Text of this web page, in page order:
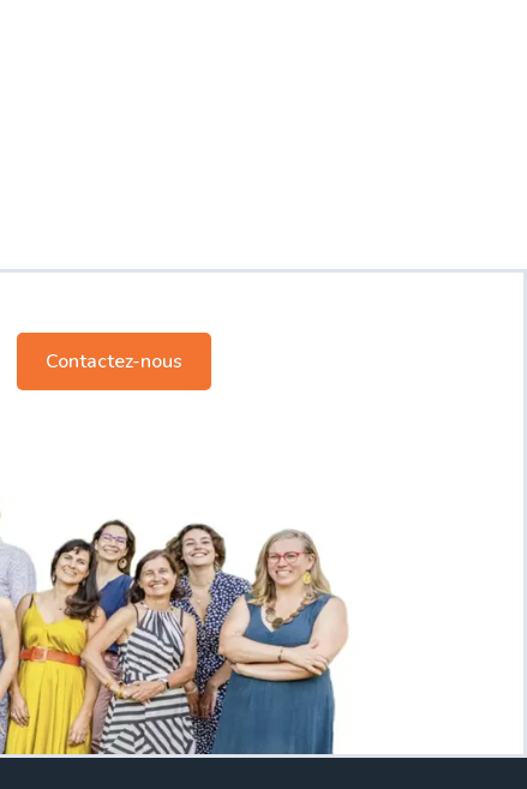
Contactez-nous